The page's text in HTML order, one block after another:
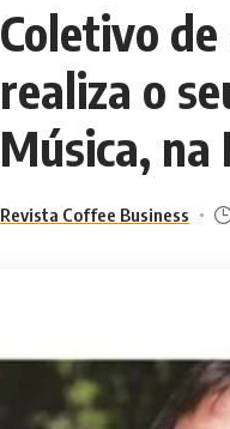
Coletivo
realiza o
Música, na
Revista Coffee Business